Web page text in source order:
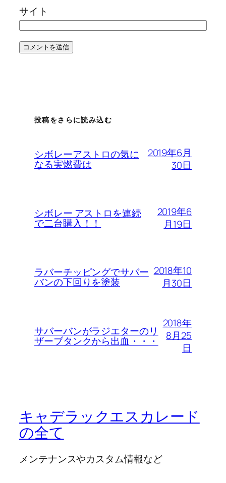
サイト
投稿をさらに読み込む
シボレーアストロの気に
なる実燃費は
2019年6月
30日
シボレー アストロを連続
で二台購入！！
2019年6
月19日
ラバーチッピングでサバー
バンの下回りを塗装
2018年10
月30日
サバーバンがラジエターのリ
ザーブタンクから出血・・・
2018年
8月25
日
キャデラックエスカレード
の全て
メンテナンスやカスタム情報など